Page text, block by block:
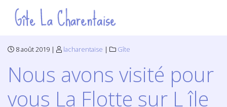
8 août 2019 | lacharentaise | Gîte
Nous avons visité pour
vous La Flotte sur L île